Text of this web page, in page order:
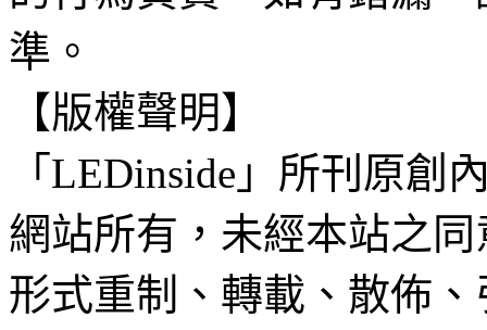
準。
【版權聲明】
「LEDinside」所刊原創
網站所有，未經本站之
形式重制、轉載、散佈